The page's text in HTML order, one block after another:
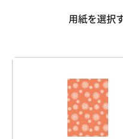
用紙を選択